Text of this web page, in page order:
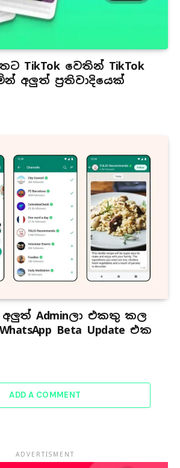
TikTok වෙතින් TikTok
අලුත් ප්‍රතිවාදියෙක්
අලුත් Adminලා එකතු කල
Beta Update එක
ADD A COMMENT
ADVERTISMENT